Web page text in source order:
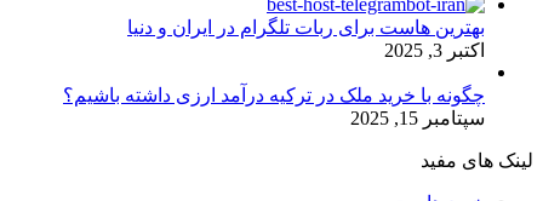
بهترین هاست برای ربات تلگرام در ایران و دنیا
اکتبر 3, 2025
چگونه با خرید ملک در ترکیه درآمد ارزی داشته باشیم؟
سپتامبر 15, 2025
لینک های مفید